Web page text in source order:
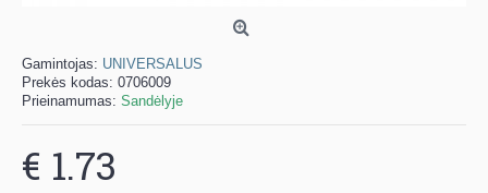
Gamintojas: UNIVERSALUS
Prekės kodas: 0706009
Prieinamumas: Sandėlyje
€ 1.73